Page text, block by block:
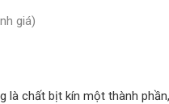
giá)
là chất bịt kín một thành